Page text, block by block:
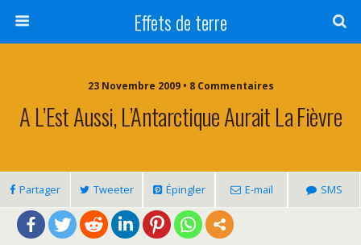
Effets de terre
23 Novembre 2009 • 8 Commentaires
A L’Est Aussi, L’Antarctique Aurait La Fièvre
Partager Tweeter Épingler E-mail SMS